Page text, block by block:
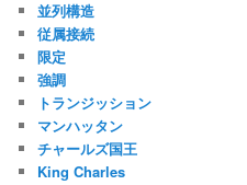
並列構造
従属接続
限定
強調
トランジッション
マンハッタン
チャールズ国王
King Charles